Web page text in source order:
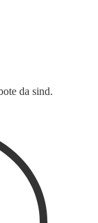
da sind.